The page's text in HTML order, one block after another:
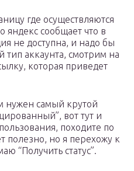
где осуществляются
яндекс сообщает что в
не доступна, и надо бы
тип аккаунта, смотрим на
которая приведет
нужен самый крутой
вот тут и
походите по
полезно, но я перехожу к
“Получить статус”.